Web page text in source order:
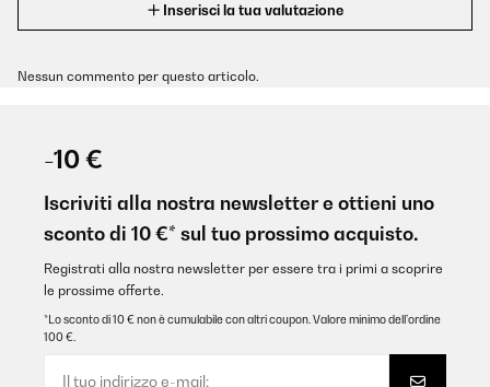
Inserisci la tua valutazione
Nessun commento per questo articolo.
-10 €
Iscriviti alla nostra newsletter e ottieni uno
sconto di 10 €* sul tuo prossimo acquisto.
Registrati alla nostra newsletter per essere tra i primi a scoprire
le prossime offerte.
*Lo sconto di 10 € non è cumulabile con altri coupon. Valore minimo dell’ordine
100 €.